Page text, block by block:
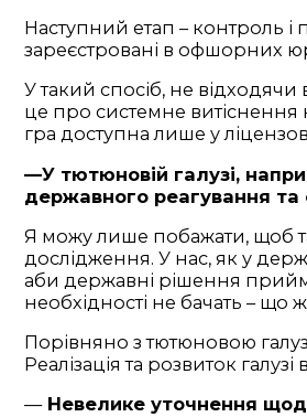
Наступний етап – контроль і
зареєстровані в офшорних
У такий спосіб, не
це про системне витіснення
гра доступна лише у
—У тютюновій галузі,
державного реагування та
Я можу лише побажати, щоб
дослідження. У нас, як у
аби державні рішення
необхідності не бачать –
Порівняно з тютюновою
Реалізація та розвиток
—Невелике уточнення